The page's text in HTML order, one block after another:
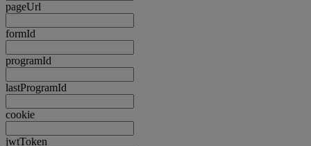
pageUrl
formId
programId
lastProgramId
cookie
jwtToken